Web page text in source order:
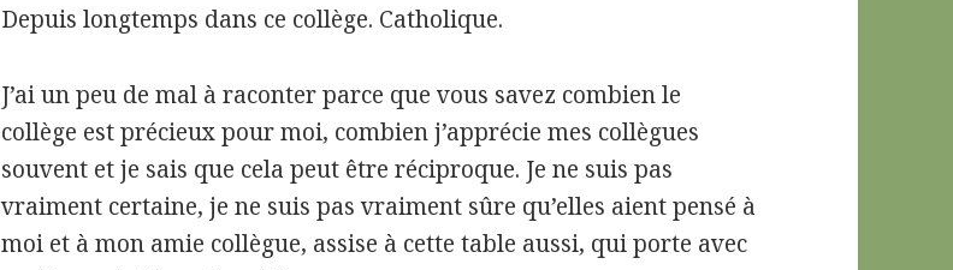
Depuis longtemps dans ce collège. Catholique.
J’ai un peu de mal à raconter parce que vous savez combien le
collège est précieux pour moi, combien j’apprécie mes collègues
souvent et je sais que cela peut être réciproque. Je ne suis pas
vraiment certaine, je ne suis pas vraiment sûre qu’elles aient pensé à
moi et à mon amie collègue, assise à cette table aussi, qui porte avec